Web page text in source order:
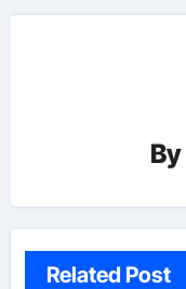
By
Related Post